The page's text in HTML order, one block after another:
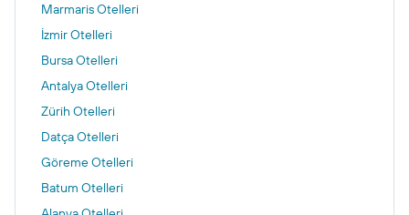
Marmaris Otelleri
İzmir Otelleri
Bursa Otelleri
Antalya Otelleri
Zürih Otelleri
Datça Otelleri
Göreme Otelleri
Batum Otelleri